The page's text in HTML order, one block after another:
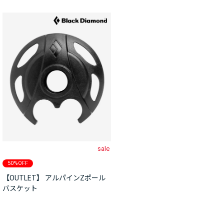
sale
50%OFF
【OUTLET】 アルパインZポール
バスケット